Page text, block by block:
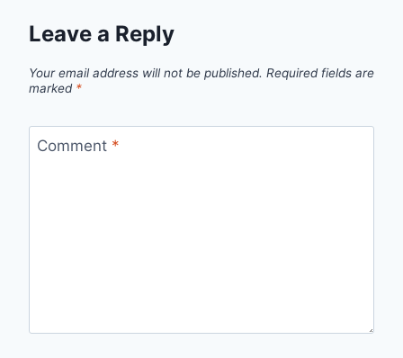
Leave a Reply
Your email address will not be published. Required fields are
marked *
Comment *